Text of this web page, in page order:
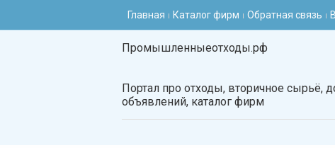
Главная Каталог фирм Обратная связь
Промышленныеотходы.рф
Портал про отходы, вторичное сырьё,
объявлений, каталог фирм